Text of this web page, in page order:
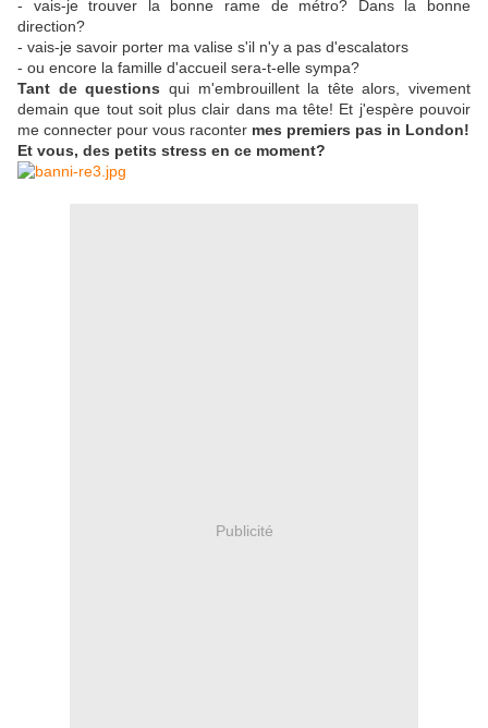
- vais-je trouver la bonne rame de métro? Dans la bonne
direction?
- vais-je savoir porter ma valise s'il n'y a pas d'escalators
- ou encore la famille d'accueil sera-t-elle sympa?
Tant de questions qui m'embrouillent la tête alors, vivement
demain que tout soit plus clair dans ma tête! Et j'espère pouvoir
me connecter pour vous raconter mes premiers pas in London!
Et vous, des petits stress en ce moment?
Publicité